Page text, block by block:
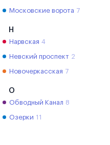
Московские ворота 7
Н
Нарвская 4
Невский проспект 2
Новочеркасская 7
О
Обводный Канал 8
Озерки 11